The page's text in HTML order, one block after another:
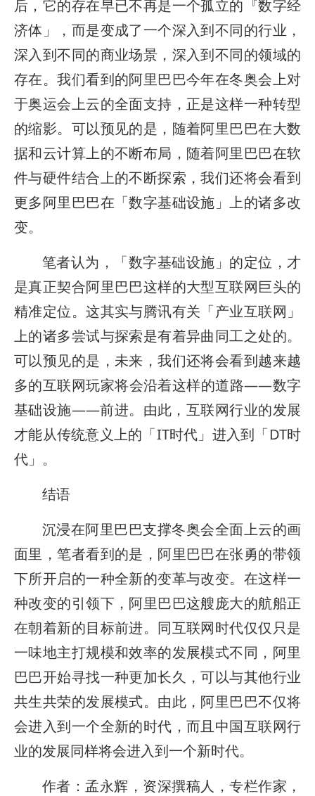
后，它的存在早已不再是一个孤立的『数字经
济体」，而是变成了一个深入到不同的行业，
深入到不同的商业场景，深入到不同的领域的
存在。我们看到的阿里巴巴今年在冬奥会上对
于奥运会上云的全面支持，正是这样一种转型
的缩影。可以预见的是，随着阿里巴巴在大数
据和云计算上的不断布局，随着阿里巴巴在软
件与硬件结合上的不断探索，我们还将会看到
更多阿里巴巴在「数字基础设施」上的诸多改
变。
笔者认为，「数字基础设施」的定位，才
是真正契合阿里巴巴这样的大型互联网巨头的
精准定位。这其实与腾讯有关「产业互联网」
上的诸多尝试与探索是有着异曲同工之处的。
可以预见的是，未来，我们还将会看到越来越
多的互联网玩家将会沿着这样的道路——数字
基础设施——前进。由此，互联网行业的发展
才能从传统意义上的「IT时代」进入到「DT时
代」。
结语
沉浸在阿里巴巴支撑冬奥会全面上云的画
面里，笔者看到的是，阿里巴巴在张勇的带领
下所开启的一种全新的变革与改变。在这样一
种改变的引领下，阿里巴巴这艘庞大的航船正
在朝着新的目标前进。同互联网时代仅仅只是
一味地主打规模和效率的发展模式不同，阿里
巴巴开始寻找一种更加长久，可以与其他行业
共生共荣的发展模式。由此，阿里巴巴不仅将
会进入到一个全新的时代，而且中国互联网行
业的发展同样将会进入到一个新时代。
作者：孟永辉，资深撰稿人，专栏作家，